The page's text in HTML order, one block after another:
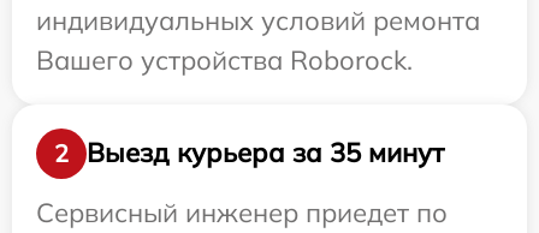
индивидуальных условий ремонта
Вашего устройства Roborock.
2
Выезд курьера за 35 минут
Сервисный инженер приедет по